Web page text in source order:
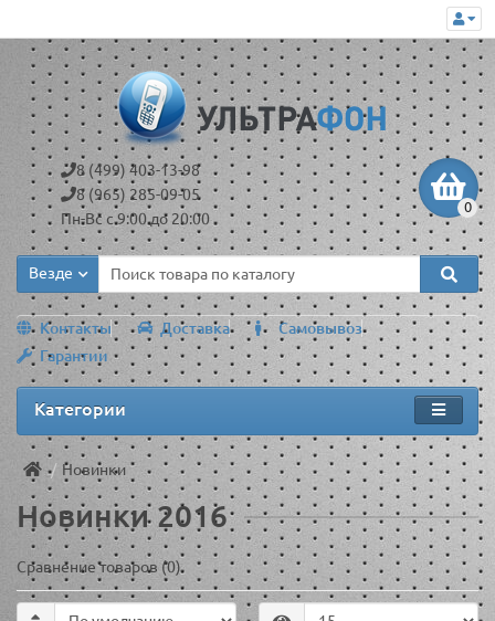
8 (499) 403-13-98
8 (965) 285-09-05
Пн-Вс с 9:00 до 20:00
0
Везде
Контакты Доставка
Самовывоз
Гарантии
Категории
Новинки
Новинки 2016
Сравнение товаров (0)